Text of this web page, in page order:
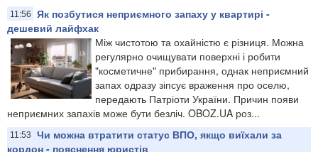
11:56
Як позбутися неприємного запаху у квартирі -
дешевий лайфхак
Між чистотою та охайністю є різниця. Можна
регулярно очищувати поверхні і робити
"косметичне" прибирання, однак неприємний
запах одразу зіпсує враження про оселю,
передають Патріоти України. Причин появи
неприємних запахів може бути безліч. OBOZ.UA роз...
11:53
Чи можна втратити статус ВПО, якщо виїхали за
кордон - пояснення юристів